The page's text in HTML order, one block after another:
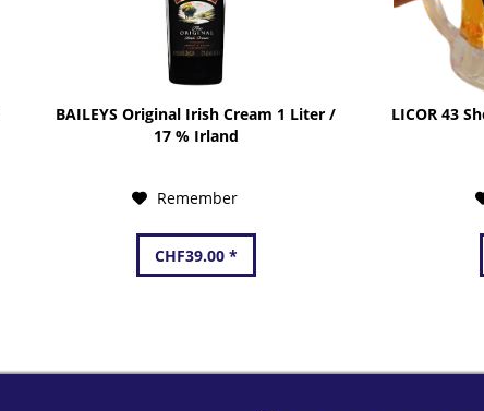
BAILEYS Original Irish Cream 1 Liter /
17 % Irland
Remember
CHF39.00 *
LICOR 43